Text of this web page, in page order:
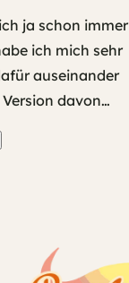
ja schon immer
ich mich sehr
auseinander
davon…